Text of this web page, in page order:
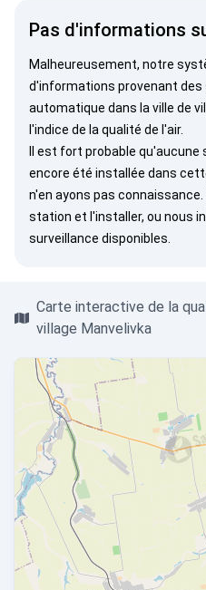
Pas d'informations
Malheureusement, notre
d'informations provenant
automatique dans la ville de
l'indice de la qualité de l'air.
Il est fort probable
encore été installée dans
n'en ayons pas connaissance.
station et l'installer, ou nous
surveillance disponibles.
Carte interactive de la
village Manvelivka